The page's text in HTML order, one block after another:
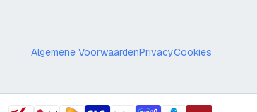
in winkelwagen
Algemene VoorwaardenPrivacyCookies